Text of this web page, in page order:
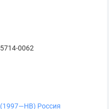
5714-0062
(1997—НВ) Россия